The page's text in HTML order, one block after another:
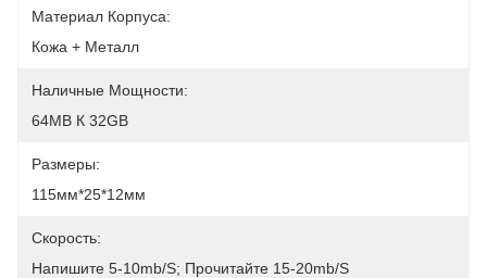
Материал Корпуса:
Кожа + Металл
Наличные Мощности:
64MB К 32GB
Размеры:
115мм*25*12мм
Скорость:
Напишите 5-10mb/s; Прочитайте 15-20mb/s